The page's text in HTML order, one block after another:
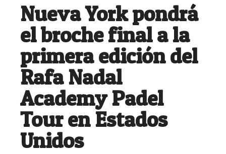
Nueva York pondrá
el broche final a la
primera edición del
Rafa Nadal
Academy Padel
Tour en Estados
Unidos